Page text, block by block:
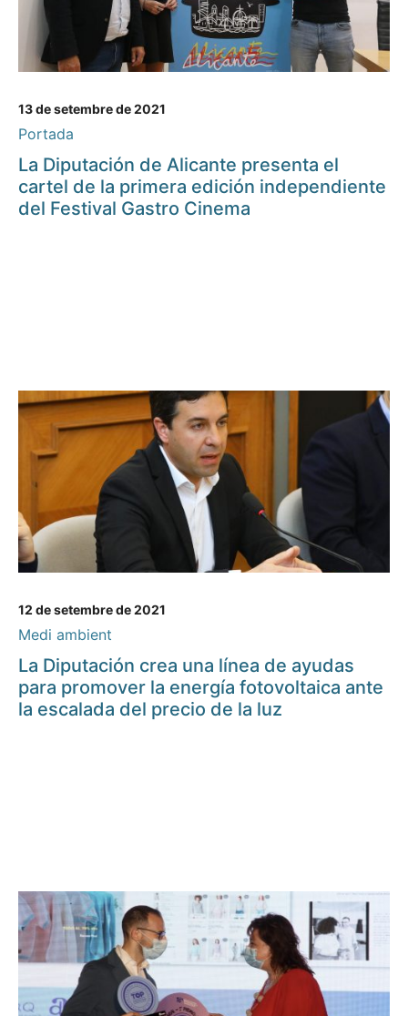
13 de setembre de 2021
Portada
La Diputación de Alicante presenta el
cartel de la primera edición independiente
del Festival Gastro Cinema
12 de setembre de 2021
Medi ambient
La Diputación crea una línea de ayudas
para promover la energía fotovoltaica ante
la escalada del precio de la luz